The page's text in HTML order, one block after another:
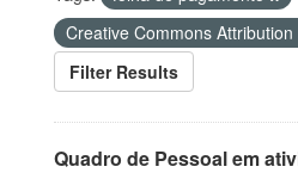
Creative Commons Attribution
Filter Results
Quadro de Pessoal em